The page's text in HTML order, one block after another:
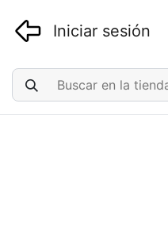
Iniciar sesión